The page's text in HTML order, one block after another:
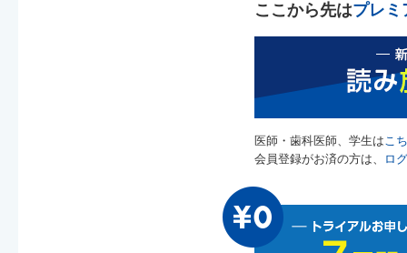
ここから先はプレミ
医師・歯科医師、学生はこ
会員登録がお済の方は、
ロ